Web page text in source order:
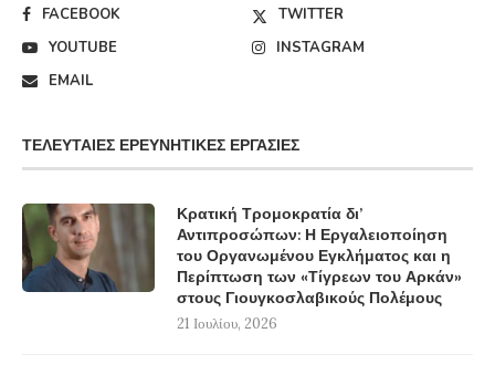
FACEBOOK
TWITTER
YOUTUBE
INSTAGRAM
EMAIL
ΤΕΛΕΥΤΑΊΕΣ ΕΡΕΥΝΗΤΙΚΈΣ ΕΡΓΑΣΊΕΣ
Κρατική Τρομοκρατία δι’
Αντιπροσώπων: Η Εργαλειοποίηση
του Οργανωμένου Εγκλήματος και η
Περίπτωση των «Τίγρεων του Αρκάν»
στους Γιουγκοσλαβικούς Πολέμους
21 Ιουλίου, 2026